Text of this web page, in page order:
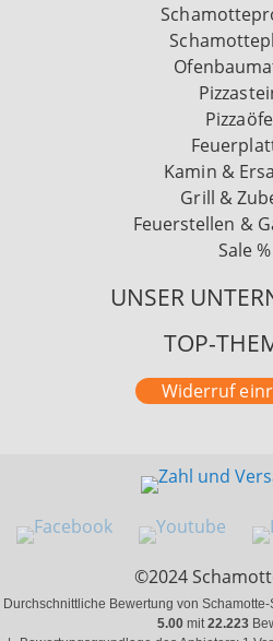
Kamin &
Grill &
Feuerstellen &
Sale %
UNSER
TOP-
Widerruf
©2024
Durchschnittliche Bewertung von
5.00 mit22.223